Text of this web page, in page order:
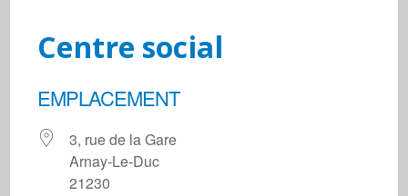
Centre social
EMPLACEMENT
3, rue de la Gare
Arnay-Le-Duc
21230